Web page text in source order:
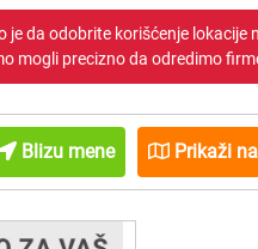
je da odobrite korišćenje lokacije
mogli precizno da odredimo
Blizu mene Prikaži